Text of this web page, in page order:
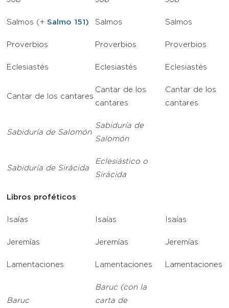
Salmos (+ Salmo 151) Salmos Salmos
Proverbios Proverbios Proverbios
Eclesiastés Eclesiastés Eclesiastés
Cantar de los cantares
Cantar de los
cantares
Cantar de los
cantares
Sabiduría de Salomón
Sabiduría de
Salomón
Sabiduría de Sirácida
Eclesiástico o
Sirácida
Libros proféticos
Isaías Isaías Isaías
Jeremías Jeremías Jeremías
Lamentaciones Lamentaciones Lamentaciones
Baruc
Baruc (con la
carta de